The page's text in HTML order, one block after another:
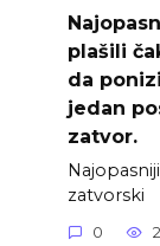
plašili
da
jedan
zatvor.
zatvorski
0